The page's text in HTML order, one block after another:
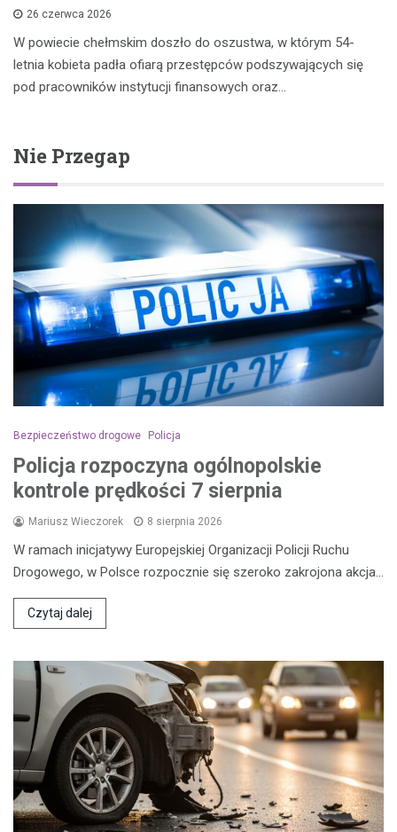
26 czerwca 2026
W powiecie chełmskim doszło do oszustwa, w którym 54-
letnia kobieta padła ofiarą przestępców podszywających się
pod pracowników instytucji finansowych oraz…
Nie Przegap
Bezpieczeństwo drogowe Policja
Policja rozpoczyna ogólnopolskie
kontrole prędkości 7 sierpnia
Mariusz Wieczorek 8 sierpnia 2026
W ramach inicjatywy Europejskiej Organizacji Policji Ruchu
Drogowego, w Polsce rozpocznie się szeroko zakrojona akcja…
Czytaj dalej